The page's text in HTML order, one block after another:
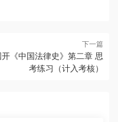
下一篇
开《中国法律史》第二章 思
考练习（计入考核）